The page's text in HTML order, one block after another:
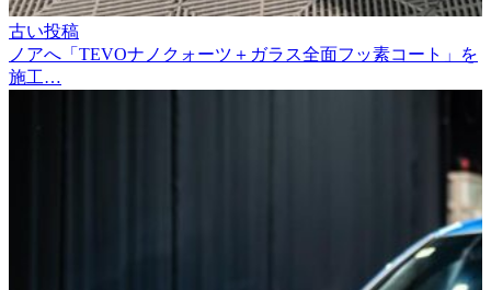
古い投稿
ノアへ「TEVOナノクォーツ＋ガラス全面フッ素コート」を
施工…